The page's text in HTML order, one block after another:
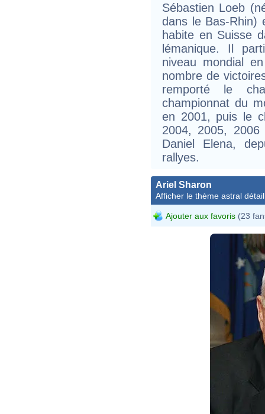
Sébastien Loeb
dans le Bas-Rhin)
habite en Suisse
lémanique. Il
niveau mondial
nombre de
remporté le
championnat du
en 2001, puis le
2004, 2005,
Daniel Elena,
rallyes.
Ariel Sharon
Afficher le thème astral
Ajouter aux favoris (23